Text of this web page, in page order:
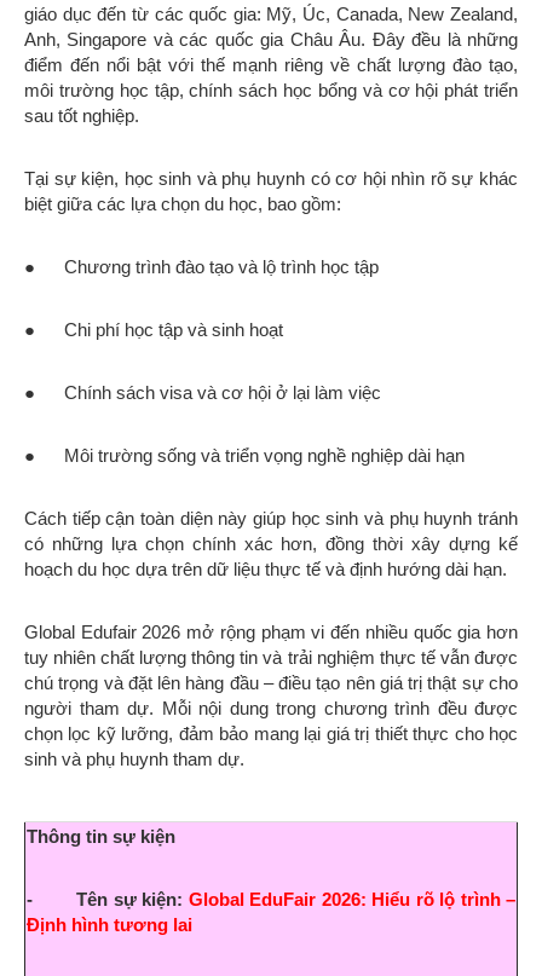
giáo dục đến từ các quốc gia: Mỹ, Úc, Canada, New Zealand,
Anh, Singapore và các quốc gia Châu Âu. Đây đều là những
điểm đến nổi bật với thế mạnh riêng về chất lượng đào tạo,
môi trường học tập, chính sách học bổng và cơ hội phát triển
sau tốt nghiệp.
Tại sự kiện, học sinh và phụ huynh có cơ hội nhìn rõ sự khác
biệt giữa các lựa chọn du học, bao gồm:
● Chương trình đào tạo và lộ trình học tập
● Chi phí học tập và sinh hoạt
● Chính sách visa và cơ hội ở lại làm việc
● Môi trường sống và triển vọng nghề nghiệp dài hạn
Cách tiếp cận toàn diện này giúp học sinh và phụ huynh tránh
có những lựa chọn chính xác hơn, đồng thời xây dựng kế
hoạch du học dựa trên dữ liệu thực tế và định hướng dài hạn.
Global Edufair 2026 mở rộng phạm vi đến nhiều quốc gia hơn
tuy nhiên chất lượng thông tin và trải nghiệm thực tế vẫn được
chú trọng và đặt lên hàng đầu – điều tạo nên giá trị thật sự cho
người tham dự. Mỗi nội dung trong chương trình đều được
chọn lọc kỹ lưỡng, đảm bảo mang lại giá trị thiết thực cho học
sinh và phụ huynh tham dự.
Thông tin sự kiện
- Tên sự kiện: Global EduFair 2026: Hiểu rõ lộ trình –
Định hình tương lai